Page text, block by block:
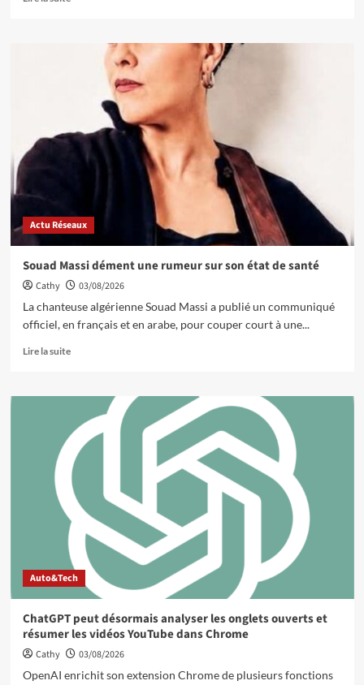
Actu Réseaux
Souad Massi dément une rumeur sur son état de santé
Cathy
03/08/2026
La chanteuse algérienne Souad Massi a publié un communiqué
officiel, en français et en arabe, pour couper court à une...
Lire la suite
Auto&Tech
ChatGPT peut désormais analyser les onglets ouverts et
résumer les vidéos YouTube dans Chrome
Cathy
03/08/2026
OpenAI enrichit son extension Chrome de plusieurs fonctions